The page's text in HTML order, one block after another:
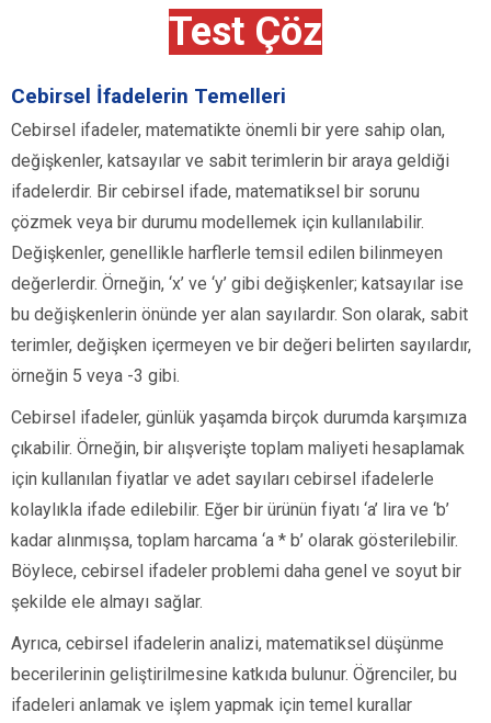
Test Çöz
Cebirsel İfadelerin Temelleri
Cebirsel ifadeler, matematikte önemli bir yere sahip olan,
değişkenler, katsayılar ve sabit terimlerin bir araya geldiği
ifadelerdir. Bir cebirsel ifade, matematiksel bir sorunu
çözmek veya bir durumu modellemek için kullanılabilir.
Değişkenler, genellikle harflerle temsil edilen bilinmeyen
değerlerdir. Örneğin, ‘x’ ve ‘y’ gibi değişkenler; katsayılar ise
bu değişkenlerin önünde yer alan sayılardır. Son olarak, sabit
terimler, değişken içermeyen ve bir değeri belirten sayılardır,
örneğin 5 veya -3 gibi.
Cebirsel ifadeler, günlük yaşamda birçok durumda karşımıza
çıkabilir. Örneğin, bir alışverişte toplam maliyeti hesaplamak
için kullanılan fiyatlar ve adet sayıları cebirsel ifadelerle
kolaylıkla ifade edilebilir. Eğer bir ürünün fiyatı ‘a’ lira ve ‘b’
kadar alınmışsa, toplam harcama ‘a * b’ olarak gösterilebilir.
Böylece, cebirsel ifadeler problemi daha genel ve soyut bir
şekilde ele almayı sağlar.
Ayrıca, cebirsel ifadelerin analizi, matematiksel düşünme
becerilerinin geliştirilmesine katkıda bulunur. Öğrenciler, bu
ifadeleri anlamak ve işlem yapmak için temel kurallar